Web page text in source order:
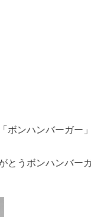
ボンハンバーガー
とうボンハンバー